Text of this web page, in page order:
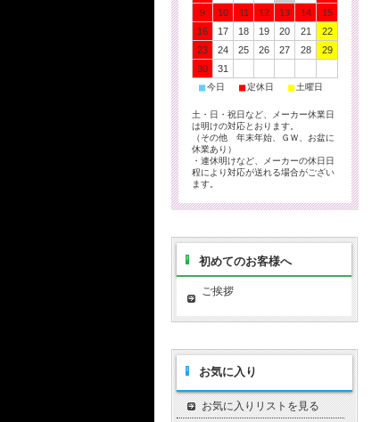
9
10 11 12 13 14
15
16
17 18 19 20 21
22
23
24 25 26 27 28
29
30
31
■ 今日 ■ 定休日 ■ 土曜日
土・日・祝日など、メーカー休業日
は明けの対応とおります。
（その他 年末年始、ＧＷ、お盆に
休業あり）
・連休明けなど、メーカーの休日日
程により対応が送れる場合がござい
ます。
初めてのお客様へ
ご挨拶
お気に入り
お気に入りリストを見る